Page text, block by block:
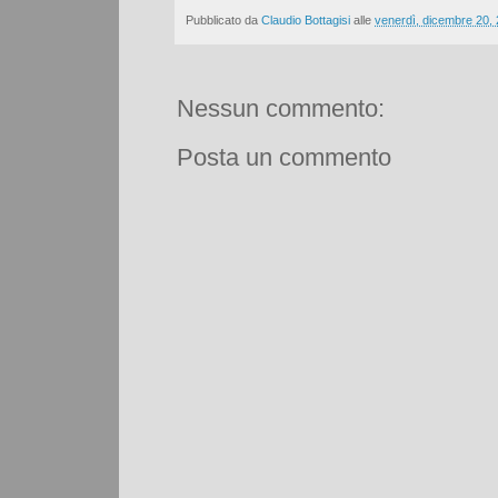
Pubblicato da Claudio Bottagisi alle venerdì, dicembre 20,
Nessun commento:
Posta un commento